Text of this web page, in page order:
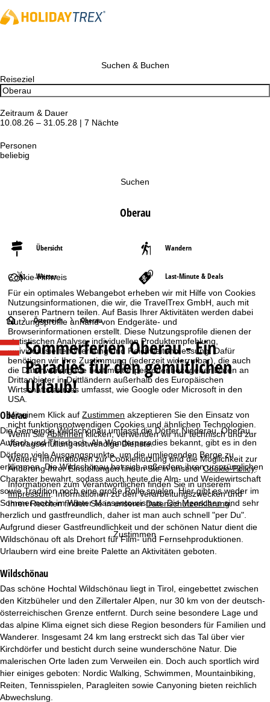
Cookie-Hinweis
Für ein optimales Webangebot erheben wir mit Hilfe von Cookies
Nutzungsinformationen, die wir, die TravelTrex GmbH, auch mit
unseren Partnern teilen. Auf Basis Ihrer Aktivitäten werden dabei
Nutzungsprofile anhand von Endgeräte- und
Browserinformationen erstellt. Diese Nutzungsprofile dienen der
statistischen Analyse, individuellen Produktempfehlung,
individualisierten Werbung und Reichweitenmessung. Dafür
benötigen wir Ihre Zustimmung (jederzeit widerrufbar), die auch
die Datenweitergabe bestimmter personenbezogener Daten an
Drittanbieter in Drittländern außerhalb des Europäischen
Wirtschaftsraumes umfasst, wie Google oder Microsoft in den
USA.
Mit einem Klick aufZustimmen akzeptieren Sie den Einsatz von
nicht funktionsnotwendigen Cookies und ähnlichen Technologien.
Wenn SieAblehnenklicken, verwenden wir nur technisch und zur
Vertragserfüllung notwendige Dienste.
Weitere Informationen zur Cookienutzung und die Möglichkeit zur
Änderung Ihrer Einstellungen finden Sie in unsererCookie-Policy.
Informationen zum Verantwortlichen finden Sie in unserem
Impressum. Informationen zu den Verarbeitungszwecken und
Ihren Rechten finden Sie in unsererDatenschutzerklärung.
Zustimmen
Suchen & Buchen
Reiseziel
Zeitraum & Dauer
10.08.26 – 31.05.28 | 7 Nächte
Personen
beliebig
Suchen
Oberau
Übersicht Wandern
Wetter Last-Minute & Deals
S
t
a
r
t
s
e
i
t
e
Österreich Oberau
SommerferienOberau - Ein
Paradies für den gemütlichen
Urlaub!
Oberau
Die Gemeinde Wildschönau umfasst die Dörfer Niederau, Oberau,
Auffach und Thierbach. Als Wanderparadies bekannt, gibt es in den
Dörfern viele Ausgangspunkte, um die umliegenden Berge zu
erklimmen. Die Wildschönau hat sich außerdem ihren ursprünglichen
Charakter bewahrt, sodass auch heute die Alm- und Weidewirtschaft
sowie Tradition noch eine große Rolle spielen. Hier gibt es weder im
Sommer noch im Winter Massentourismus. Die Menschen sind sehr
herzlich und gastfreundlich, daher ist man auch schnell "per Du".
Aufgrund dieser Gastfreundlichkeit und der schönen Natur dient die
Wildschönau oft als Drehort für Film- und Fernsehproduktionen.
Urlaubern wird eine breite Palette an Aktivitäten geboten.
Wildschönau
Das schöne Hochtal Wildschönau liegt in Tirol, eingebettet zwischen
den Kitzbüheler und den Zillertaler Alpen, nur 30 km von der deutsch-
österreichischen Grenze entfernt. Durch seine besondere Lage und
das alpine Klima eignet sich diese Region besonders für Familien und
Wanderer. Insgesamt 24 km lang erstreckt sich das Tal über vier
Kirchdörfer und besticht durch seine wunderschöne Natur. Die
malerischen Orte laden zum Verweilen ein. Doch auch sportlich wird
hier einiges geboten: Nordic Walking, Schwimmen, Mountainbiking,
Reiten, Tennisspielen, Paragleiten sowie Canyoning bieten reichlich
Abwechslung.